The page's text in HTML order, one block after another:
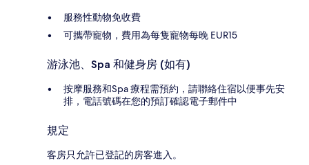
服務性動物免收費
可攜帶寵物，費用為每隻寵物每晚 EUR15
游泳池、Spa 和健身房 (如有)
按摩服務和Spa 療程需預約，請聯絡住宿以便事先安
排，電話號碼在您的預訂確認電子郵件中
規定
客房只允許已登記的房客進入。